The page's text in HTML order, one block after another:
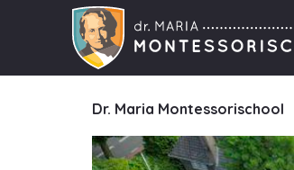
Dr. Maria Montessorischool